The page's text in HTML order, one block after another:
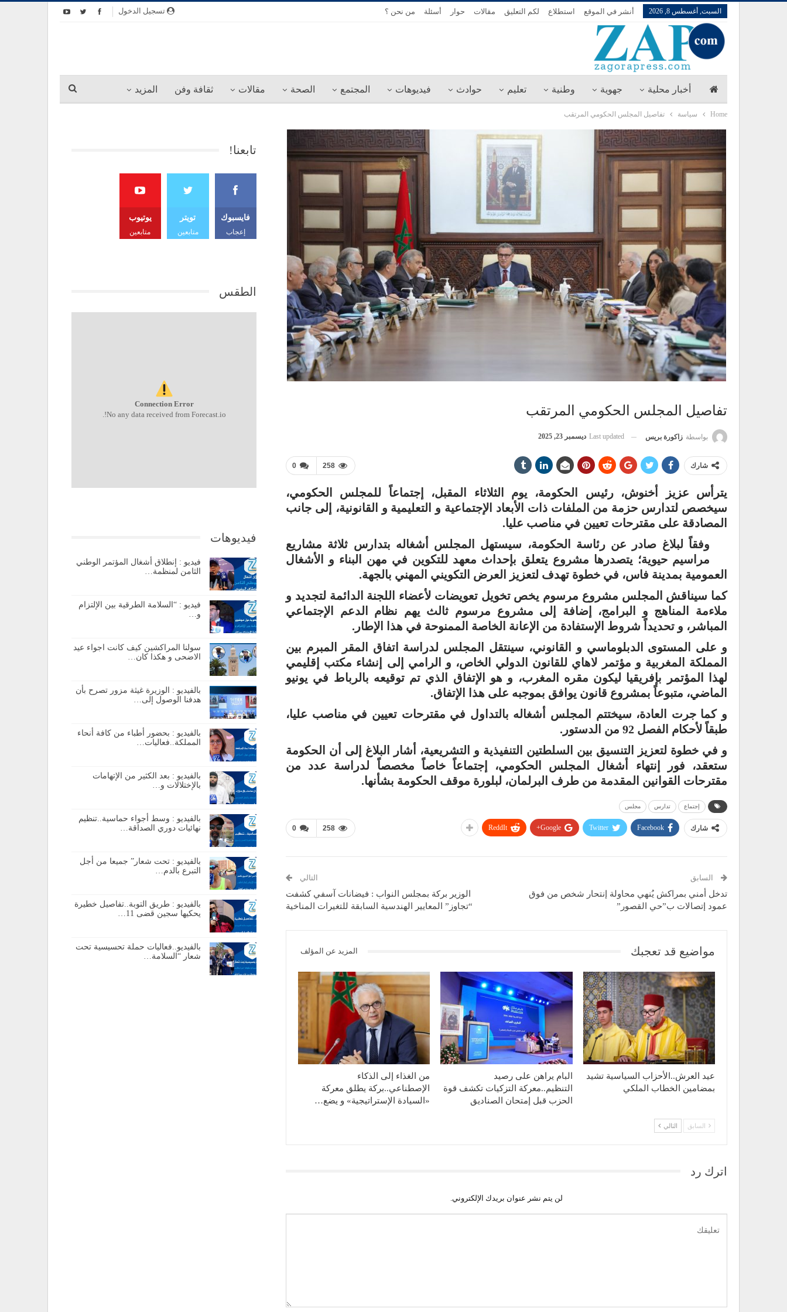
تسجيل الدخول السبت, أغسطس 8, 2026 أنشر في الموقع استطلاع لكم التعليق مقالات حوار أسئلة من نحن ؟
أخبار محلية جهوية وطنية تعليم حوادث فيديوهات المجتمع الصحة مقالات ثقافة وفن المزيد
Home سياسة تفاصيل المجلس الحكومي المرتقب
تفاصيل المجلس الحكومي المرتقب
بواسطة زاكورة بريس Last updated ديسمبر 23, 2025
0 258 شارك
يترأس عزيز أخنوش، رئيس الحكومة، يوم الثلاثاء المقبل، إجتماعاً للمجلس الحكومي،
سيخصص لتدارس حزمة من الملفات ذات الأبعاد الإجتماعية و التعليمية و القانونية، إلى جانب
المصادقة على مقترحات تعيين في مناصب عليا.
وفقاً لبلاغ صادر عن رئاسة الحكومة، سيستهل المجلس أشغاله بتدارس ثلاثة مشاريع
مراسيم حيوية؛ يتصدرها مشروع يتعلق بإحداث معهد للتكوين في مهن البناء و الأشغال
العمومية بمدينة فاس، في خطوة تهدف لتعزيز العرض التكويني المهني بالجهة.
كما سيناقش المجلس مشروع مرسوم يخص تخويل تعويضات لأعضاء اللجنة الدائمة لتجديد و
ملاءمة المناهج و البرامج، إضافة إلى مشروع مرسوم ثالث يهم نظام الدعم الإجتماعي
المباشر، و تحديداً شروط الإستفادة من الإعانة الخاصة الممنوحة في هذا الإطار.
و على المستوى الدبلوماسي و القانوني، سينتقل المجلس لدراسة اتفاق المقر المبرم بين
المملكة المغربية و مؤتمر لاهاي للقانون الدولي الخاص، و الرامي إلى إنشاء مكتب إقليمي
لهذا المؤتمر بإفريقيا ليكون مقره المغرب، و هو الإتفاق الذي تم توقيعه بالرباط في يونيو
الماضي، متبوعاً بمشروع قانون يوافق بموجبه على هذا الإتفاق.
و كما جرت العادة، سيختتم المجلس أشغاله بالتداول في مقترحات تعيين في مناصب عليا،
طبقاً لأحكام الفصل 92 من الدستور.
و في خطوة لتعزيز التنسيق بين السلطتين التنفيذية و التشريعية، أشار البلاغ إلى أن الحكومة
ستعقد، فور إنتهاء أشغال المجلس الحكومي، إجتماعاً خاصاً مخصصاً لدراسة عدد من
مقترحات القوانين المقدمة من طرف البرلمان، لبلورة موقف الحكومة بشأنها.
إجتماع تدارس مجلس
0 258 شارك Facebook
Twitter
Google+
ReddIt
السابق
تدخل أمني بمراكش يُنهي محاولة إنتحار شخص من فوق
عمود إتصالات ب”حي القصور”
التالي
الوزير بركة بمجلس النواب : فيضانات آسفي كشفت
“تجاوز” المعايير الهندسية السابقة للتغيرات المناخية
مواضيع قد تعجبك المزيد عن المؤلف
عيد العرش..الأحزاب السياسية تشيد
بمضامين الخطاب الملكي
البام يراهن على رصيد
التنظيم..معركة التزكيات تكشف قوة
الحزب قبل إمتحان الصناديق
من الغذاء إلى الذكاء
الإصطناعي..بركة يطلق معركة
«السيادة الإستراتيجية» و يضع…
السابق التالي
اترك رد
لن يتم نشر عنوان بريدك الإلكتروني.
تابعنا!
فايسبوك
إعجاب
تويتر
متابعين
يوتيوب
متابعين
الطقس
Connection Error
No any data received from Forecast.io!.
فيديوهات
فيديو : إنطلاق أشغال المؤتمر الوطني
الثامن لمنظمة…
فيديو : “السلامة الطرقية بين الإلتزام
و…
سولنا المراكشين كيف كانت اجواء عيد
الاضحى و هكذا كان…
بالفيديو : الوزيرة غيثة مزور تصرح بأن
هدفنا الوصول إلى…
بالفيديو : بحضور أطباء من كافة أنحاء
المملكة..فعاليات…
بالفيديو : بعد الكثير من الإتهامات
بالإختلالات و…
بالفيديو : وسط أجواء حماسية..تنظيم
نهائيات دوري الصداقة…
بالفيديو : تحت شعار” جميعا من أجل
التبرع بالدم…
بالفيديو : طريق التوبة..تفاصيل خطيرة
يحكيها سجين قضى 11…
بالفيديو..فعاليات حملة تحسيسية تحت
شعار “السلامة…